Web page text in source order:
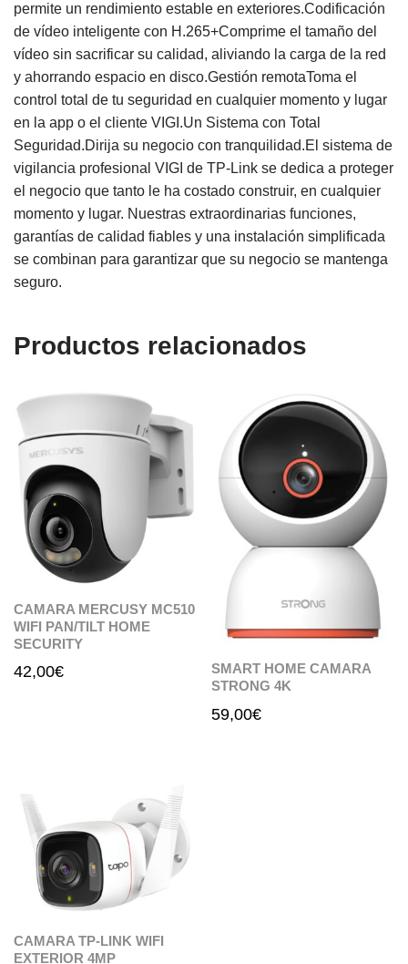
permite un rendimiento estable en exteriores.Codificación
de vídeo inteligente con H.265+Comprime el tamaño del
vídeo sin sacrificar su calidad, aliviando la carga de la red
y ahorrando espacio en disco.Gestión remotaToma el
control total de tu seguridad en cualquier momento y lugar
en la app o el cliente VIGI.Un Sistema con Total
Seguridad.Dirija su negocio con tranquilidad.El sistema de
vigilancia profesional VIGI de TP-Link se dedica a proteger
el negocio que tanto le ha costado construir, en cualquier
momento y lugar. Nuestras extraordinarias funciones,
garantías de calidad fiables y una instalación simplificada
se combinan para garantizar que su negocio se mantenga
seguro.
Productos relacionados
CAMARA MERCUSY MC510
WIFI PAN/TILT HOME
SECURITY
42,00€
SMART HOME CAMARA
STRONG 4K
59,00€
CAMARA TP-LINK WIFI
EXTERIOR 4MP